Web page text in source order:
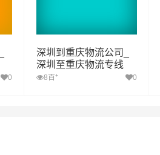
0
深圳到重庆物流公司_
深圳至重庆物流专线
8百 + 0